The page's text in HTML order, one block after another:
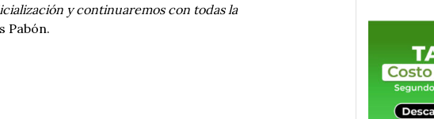
y continuaremos con todas la
Pabón.